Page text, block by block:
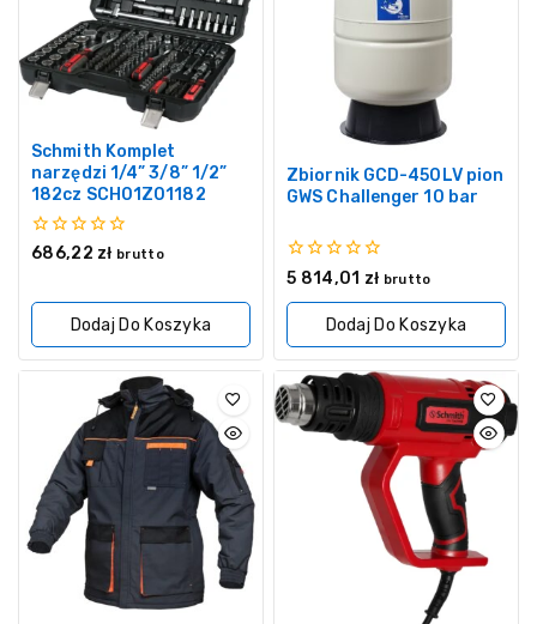
Schmith Komplet
narzędzi 1/4” 3/8” 1/2”
182cz SCH01Z01182
0
686,22 zł brutto
Dodaj Do Koszyka
Zbiornik GCD-450LV pion
GWS Challenger 10 bar
0
5
5 814,01 zł brutto
Dodaj Do Koszyka